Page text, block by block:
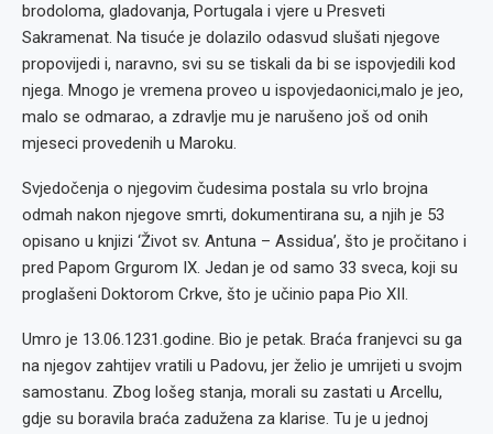
brodoloma, gladovanja, Portugala i vjere u Presveti
Sakramenat. Na tisuće je dolazilo odasvud slušati njegove
propovijedi i, naravno, svi su se tiskali da bi se ispovjedili kod
njega. Mnogo je vremena proveo u ispovjedaonici,malo je jeo,
malo se odmarao, a zdravlje mu je narušeno još od onih
mjeseci provedenih u Maroku.
Svjedočenja o njegovim čudesima postala su vrlo brojna
odmah nakon njegove smrti, dokumentirana su, a njih je 53
opisano u knjizi ‘Život sv. Antuna – Assidua’, što je pročitano i
pred Papom Grgurom IX. Jedan je od samo 33 sveca, koji su
proglašeni Doktorom Crkve, što je učinio papa Pio XII.
Umro je 13.06.1231.godine. Bio je petak. Braća franjevci su ga
na njegov zahtijev vratili u Padovu, jer želio je umrijeti u svojm
samostanu. Zbog lošeg stanja, morali su zastati u Arcellu,
gdje su boravila braća zadužena za klarise. Tu je u jednoj